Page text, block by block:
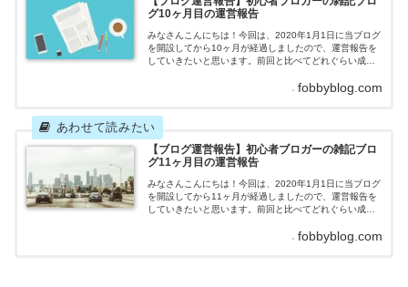
グ10ヶ月目の運営報告
みなさんこんにちは！今回は、2020年1月1日に当ブログ
を開設してから10ヶ月が経過しましたので、運営報告を
していきたいと思います。前回と比べてどれぐらい成果
うな結果になったのでしょうか。それではさっそくいっ
の記事数を超えることはできましたが、目標は達成する
ことが...
fobbyblog.com
【ブログ運営報告】初心者ブロガーの雑記ブロ
グ11ヶ月目の運営報告
みなさんこんにちは！今回は、2020年1月1日に当ブログ
を開設してから11ヶ月が経過しましたので、運営報告を
していきたいと思います。前回と比べてどれぐらい成果
うな結果になったのでしょうか。それではさっそくいっ
fobbyblog.com